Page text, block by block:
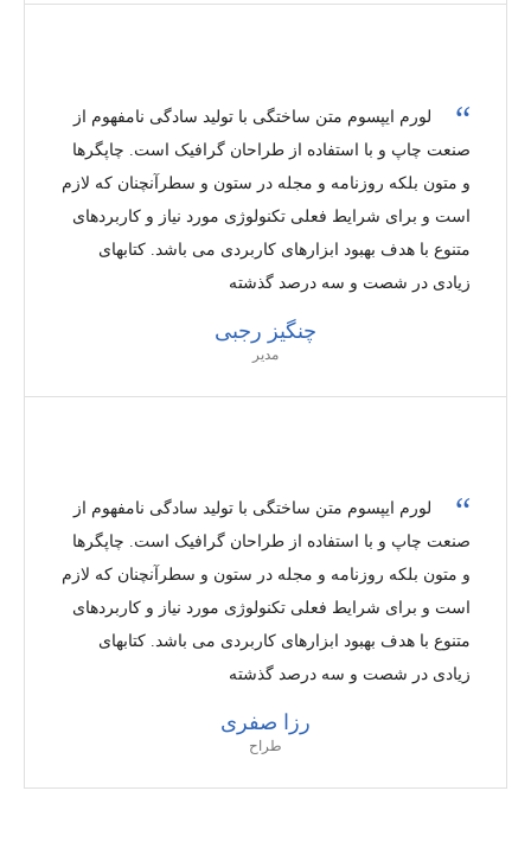
لورم ایپسوم متن ساختگی با تولید سادگی نامفهوم از
صنعت چاپ و با استفاده از طراحان گرافیک است. چاپگرها
و متون بلکه روزنامه و مجله در ستون و سطرآنچنان که لازم
است و برای شرایط فعلی تکنولوژی مورد نیاز و کاربردهای
متنوع با هدف بهبود ابزارهای کاربردی می باشد. کتابهای
زیادی در شصت و سه درصد گذشته
چنگیز رجبی
مدیر
لورم ایپسوم متن ساختگی با تولید سادگی نامفهوم از
صنعت چاپ و با استفاده از طراحان گرافیک است. چاپگرها
و متون بلکه روزنامه و مجله در ستون و سطرآنچنان که لازم
است و برای شرایط فعلی تکنولوژی مورد نیاز و کاربردهای
متنوع با هدف بهبود ابزارهای کاربردی می باشد. کتابهای
زیادی در شصت و سه درصد گذشته
رزا صفری
طراح